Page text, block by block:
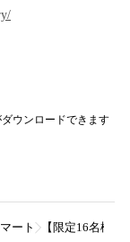
ウンロードできます
ート 【限定16名様